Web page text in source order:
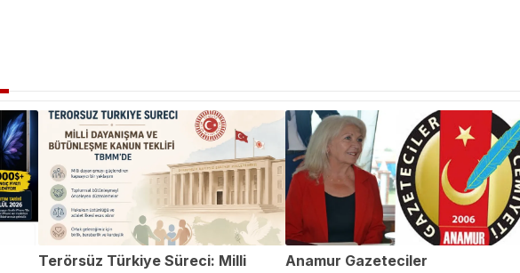
Terörsüz Türkiye Süreci: Milli
Anamur Gazeteciler